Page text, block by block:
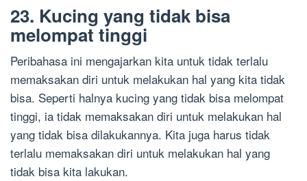
23. Kucing yang tidak bisa
melompat tinggi
Peribahasa ini mengajarkan kita untuk tidak terlalu
memaksakan diri untuk melakukan hal yang kita tidak
bisa. Seperti halnya kucing yang tidak bisa melompat
tinggi, ia tidak memaksakan diri untuk melakukan hal
yang tidak bisa dilakukannya. Kita juga harus tidak
terlalu memaksakan diri untuk melakukan hal yang
tidak bisa kita lakukan.